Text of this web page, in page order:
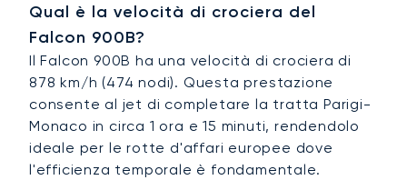
Qual è la velocità di crociera del
Falcon 900B?
Il Falcon 900B ha una velocità di crociera di
878 km/h (474 nodi). Questa prestazione
consente al jet di completare la tratta Parigi-
Monaco in circa 1 ora e 15 minuti, rendendolo
ideale per le rotte d'affari europee dove
l'efficienza temporale è fondamentale.